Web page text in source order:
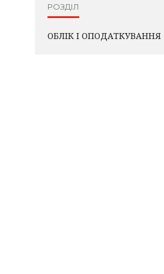
РОЗДІЛ
ОБЛІК І ОПОДАТКУВАННЯ